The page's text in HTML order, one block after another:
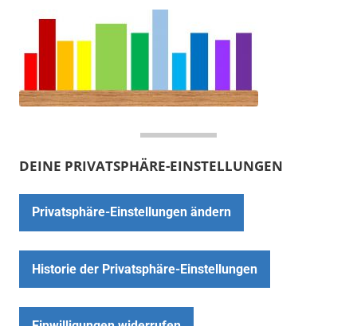
DEINE PRIVATSPHÄRE-EINSTELLUNGEN
Privatsphäre-Einstellungen ändern
Historie der Privatsphäre-Einstellungen